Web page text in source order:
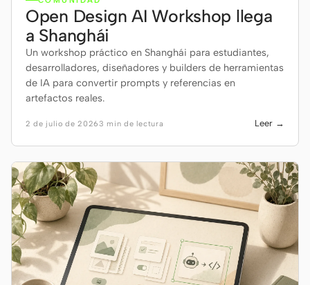
Open Design AI Workshop llega
a Shanghái
Un workshop práctico en Shanghái para estudiantes,
desarrolladores, diseñadores y builders de herramientas
de IA para convertir prompts y referencias en
artefactos reales.
2 de julio de 20263 min de lectura Leer →